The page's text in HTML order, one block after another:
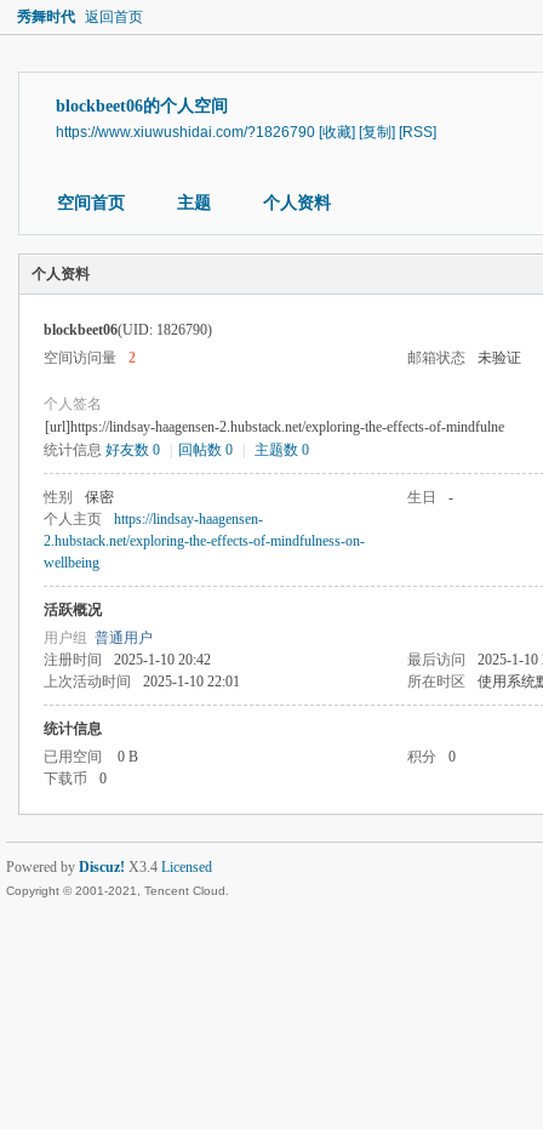
秀舞时代 返回首页
blockbeet06的个人空间
https://www.xiuwushidai.com/?1826790 [收藏] [复制] [RSS]
空间首页 主题 个人资料
个人资料
blockbeet06(UID: 1826790)
空间访问量
2 邮箱状态 未验证
个人签名
[url]https://lindsay-haagensen-2.hubstack.net/exploring-the-effects-of-mindfulne
统计信息 好友数 0 回帖数 0 主题数 0
性别 保密 生日
-
个人主页
https://lindsay-haagensen-
2.hubstack.net/exploring-the-effects-of-mindfulness-on-
wellbeing
活跃概况
用户组 普通用户
注册时间
2025-1-10 20:42 最后访问
2025-1-10
上次活动时间
2025-1-10 22:01 所在时区 使用系统
统计信息
已用空间
0 B 积分
0
下载币
0
Powered by Discuz! X3.4 Licensed
Copyright © 2001-2021, Tencent Cloud.